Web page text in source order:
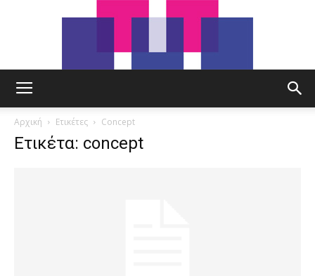
Αρχική Ετικέτες Concept
Ετικέτα: concept